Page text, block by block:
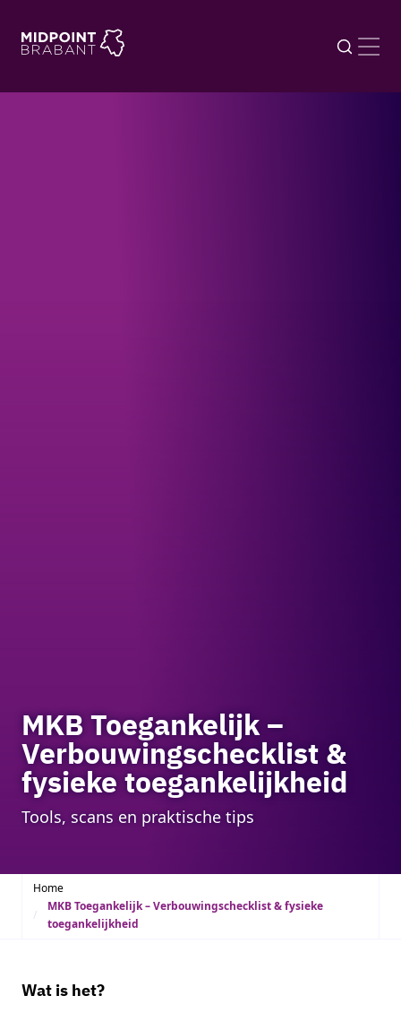
MKB Toegankelijk –
Verbouwingschecklist &
fysieke toegankelijkheid
Tools, scans en praktische tips
Home
MKB Toegankelijk – Verbouwingschecklist & fysieke
toegankelijkheid
Wat is het?